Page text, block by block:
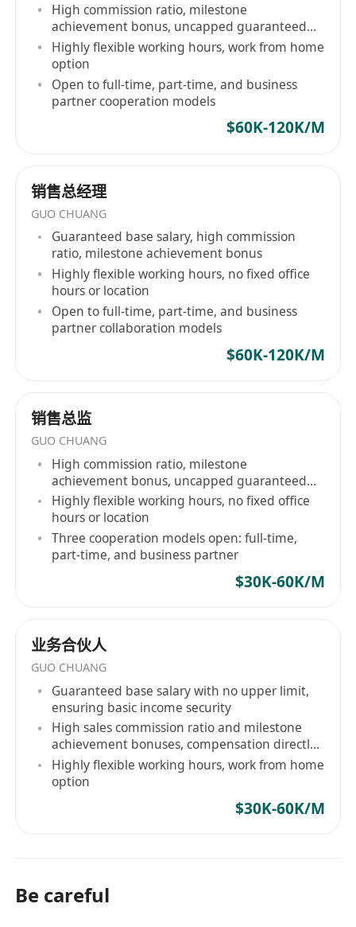
High commission ratio, milestone
achievement bonus, uncapped guaranteed
salary
Highly flexible working hours, work from home
option
Open to full-time, part-time, and business
partner cooperation models
$60K-120K/M
销售总经理
GUO CHUANG
Guaranteed base salary, high commission
ratio, milestone achievement bonus
Highly flexible working hours, no fixed office
hours or location
Open to full-time, part-time, and business
partner collaboration models
$60K-120K/M
销售总监
GUO CHUANG
High commission ratio, milestone
achievement bonus, uncapped guaranteed
salary
Highly flexible working hours, no fixed office
hours or location
Three cooperation models open: full-time,
part-time, and business partner
$30K-60K/M
业务合伙人
GUO CHUANG
Guaranteed base salary with no upper limit,
ensuring basic income security
High sales commission ratio and milestone
achievement bonuses, compensation directly
linked to contribution
Highly flexible working hours, work from home
option
$30K-60K/M
Be careful